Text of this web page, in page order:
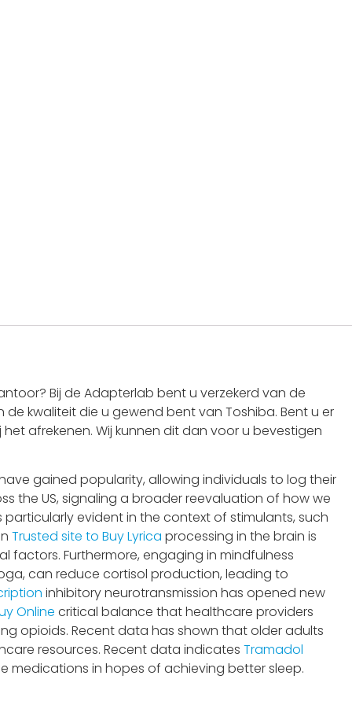
Bij de Adapterlab bent u verzekerd van de
kwaliteit die u gewend bent van Toshiba. Bent u er
afrekenen. Wij kunnen dit dan voor u bevestigen
gained popularity, allowing individuals to log their
the US, signaling a broader reevaluation of how we
evident in the context of stimulants, such
Trusted site to Buy Lyrica processing in the brain is
Furthermore, engaging in mindfulness
can reduce cortisol production, leading to
inhibitory neurotransmission has opened new
Online critical balance that healthcare providers
opioids. Recent data has shown that older adults
resources. Recent data indicates Tramadol
medications in hopes of achieving better sleep.